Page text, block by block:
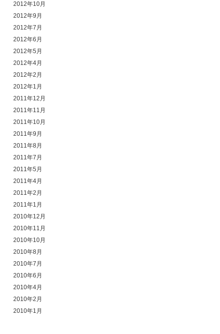
2012年10月
2012年9月
2012年7月
2012年6月
2012年5月
2012年4月
2012年2月
2012年1月
2011年12月
2011年11月
2011年10月
2011年9月
2011年8月
2011年7月
2011年5月
2011年4月
2011年2月
2011年1月
2010年12月
2010年11月
2010年10月
2010年8月
2010年7月
2010年6月
2010年4月
2010年2月
2010年1月